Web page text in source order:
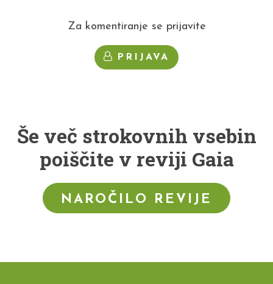
Za komentiranje se prijavite
PRIJAVA
Še več strokovnih vsebin
poiščite v reviji Gaia
NAROČILO REVIJE